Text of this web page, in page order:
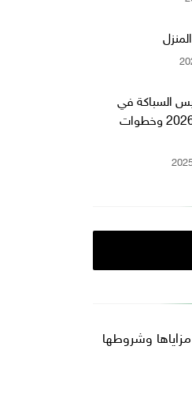
السباكة في
السعودية 2026 وخطوات
وشروطها